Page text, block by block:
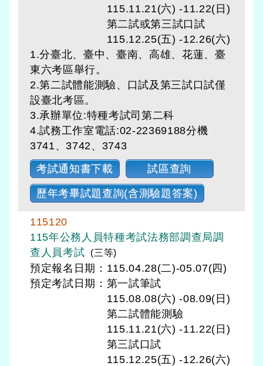
115.11.21(六) -11.22(日)
第二試或第三試口試
115.12.25(五) -12.26(六)
1.分臺北、臺中、臺南、高雄、花蓮、臺
東六考區舉行。
2.第二試體能測驗、口試及第三試口試僅
設臺北考區。
3.承辦單位:特種考試司第二科
4.試務工作室電話:02-22369188分機
3741、3742、3743
考試通知書下載
試區查詢
歷年考畢試題查詢(含測驗題答案)
115120
115年公務人員特種考試法務部調查局調
查人員考試
(三等)
預定報名日期：115.04.28(二)-05.07(四)
預定考試日期： 第一試筆試
115.08.08(六) -08.09(日)
第二試體能測驗
115.11.21(六) -11.22(日)
第三試口試
115.12.25(五) -12.26(六)